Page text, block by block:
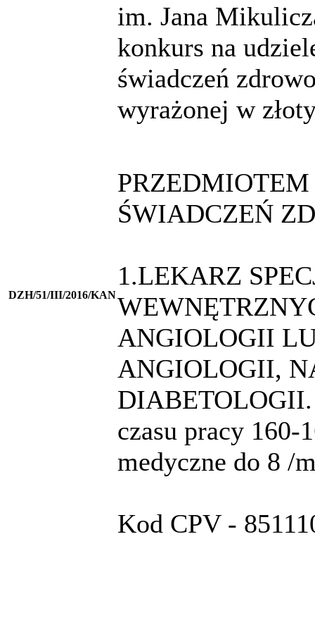
DZH/51/III/2016/KAN
im. Jana
konkurs na
świadczeń
wyrażonej w
ŚWIADCZEŃ
1.LEKARZ
ANGIOLOGII
ANGIOLOGII,
DIABETOLOGII.
czasu pracy 160-
medyczne do 8 /
Kod CPV -